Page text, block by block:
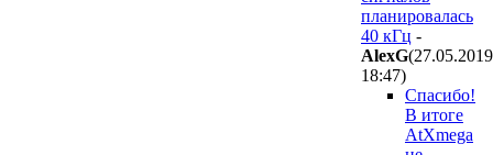
планировалась
40 кГц -
AlexG(27.05.2019
18:47)
Спасибо!
В итоге
AtXmega